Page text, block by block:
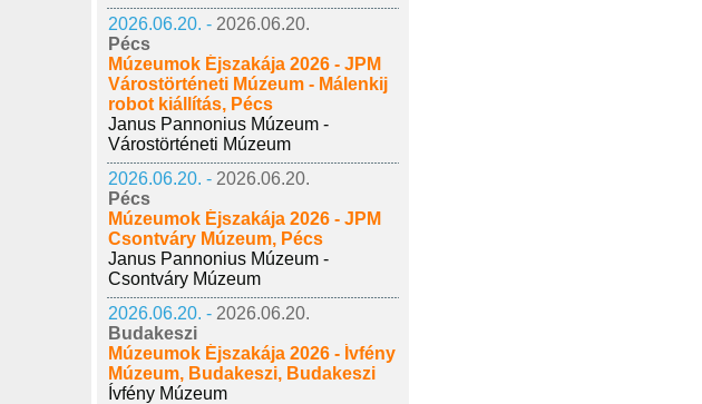
2026.06.20. - 2026.06.20.
Pécs
Múzeumok Éjszakája 2026 - JPM
Várostörténeti Múzeum - Málenkij
robot kiállítás, Pécs
Janus Pannonius Múzeum -
Várostörténeti Múzeum
2026.06.20. - 2026.06.20.
Pécs
Múzeumok Éjszakája 2026 - JPM
Csontváry Múzeum, Pécs
Janus Pannonius Múzeum -
Csontváry Múzeum
2026.06.20. - 2026.06.20.
Budakeszi
Múzeumok Éjszakája 2026 - Ívfény
Múzeum, Budakeszi, Budakeszi
Ívfény Múzeum